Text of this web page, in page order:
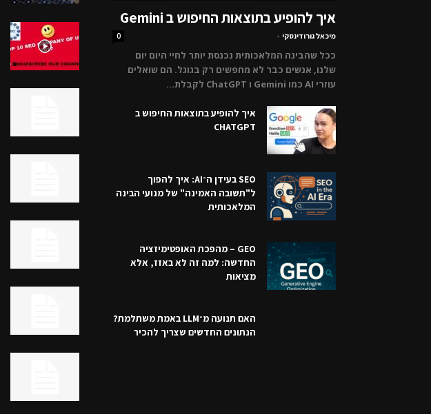
איך להופיע בתוצאות החיפוש ב Gemini
מיכאל גורודינסקי -
0
ככל שהבינה המלאכותית נכנסת יותר לחיי היום יום
שלנו, אנשים כבר לא מחפשים רק בגוגל. הם שואלים
עוזרי AI כמו Gemini ו ChatGPT לקבלת...
איך להופיע בתוצאות החיפוש ב
CHATGPT
SEO בעידן ה־AI: איך להפוך
ל"תשובה האמינה" של מנועי הבינה
המלאכותית
GEO – מהפכת האופטימיזציה
החדשה: למה זה לא באזז, אלא
מציאות
האם תנועה מ־LLM באמת משתלמת?
הנתונים החדשים שצריך להכיר